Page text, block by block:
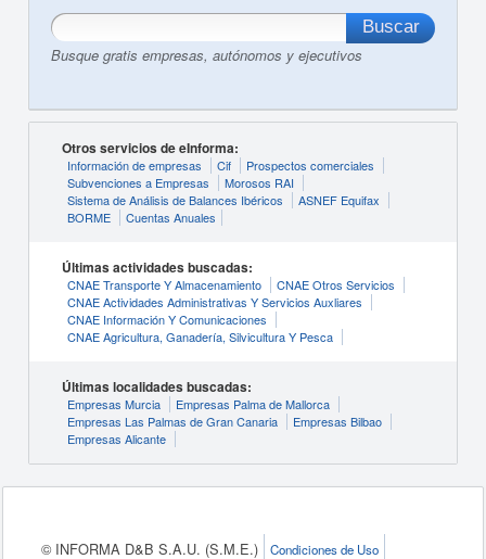
Busque gratis empresas, autónomos y ejecutivos
Otros servicios de eInforma:
Información de empresas Cif
Prospectos comerciales
Subvenciones a Empresas
Morosos RAI
Sistema de Análisis de Balances Ibéricos
ASNEF Equifax
BORME
Cuentas Anuales
Últimas actividades buscadas:
CNAE Transporte Y Almacenamiento
CNAE Otros Servicios
CNAE Actividades Administrativas Y Servicios Auxliares
CNAE Información Y Comunicaciones
CNAE Agricultura, Ganadería, Silvicultura Y Pesca
Últimas localidades buscadas:
Empresas Murcia
Empresas Palma de Mallorca
Empresas Las Palmas de Gran Canaria
Empresas Bilbao
Empresas Alicante
© INFORMA D&B S.A.U. (S.M.E.) Condiciones de Uso